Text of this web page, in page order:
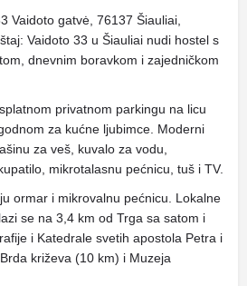
Vaidoto gatvė, 76137 Šiauliai,
Vaidoto 33 u Šiauliai nudi hostel s
dnevnim boravkom i zajedničkom
privatnom parkingu na licu
za kućne ljubimce. Moderni
za veš, kuvalo za vodu,
mikrotalasnu pećnicu, tuš i TV.
ormar i mikrovalnu pećnicu. Lokalne
se na 3,4 km od Trga sa satom i
i Katedrale svetih apostola Petra i
križeva (10 km) i Muzeja